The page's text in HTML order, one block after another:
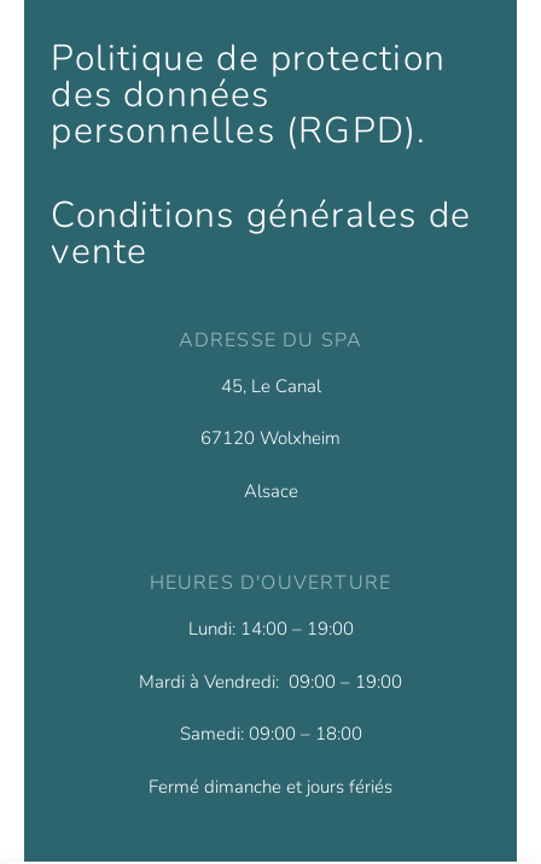
Politique de protection
des données
personnelles (RGPD).
Conditions générales de
vente
ADRESSE DU SPA
45, Le Canal
67120 Wolxheim
Alsace
HEURES D'OUVERTURE
Lundi: 14:00 – 19:00
Mardi à Vendredi: 09:00 – 19:00
Samedi: 09:00 – 18:00
Fermé dimanche et jours fériés